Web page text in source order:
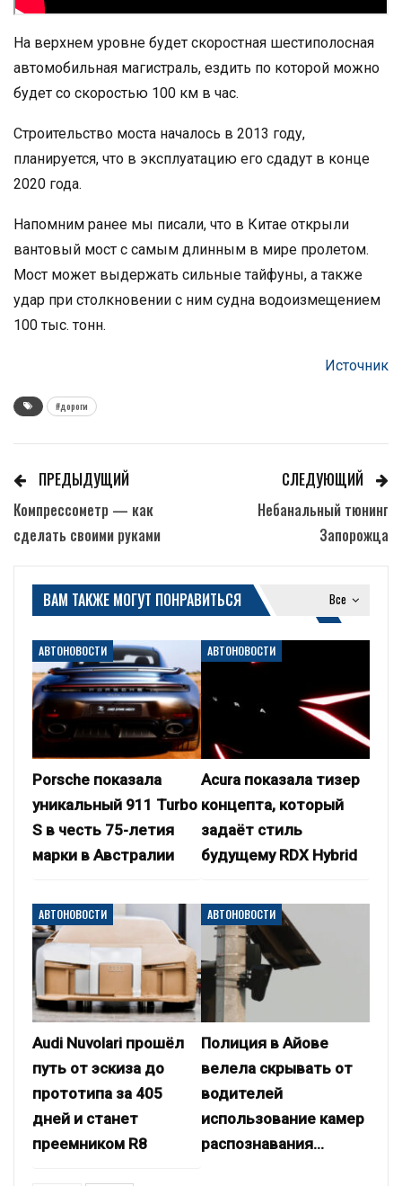
На верхнем уровне будет скоростная шестиполосная
автомобильная магистраль, ездить по которой можно
будет со скоростью 100 км в час.
Строительство моста началось в 2013 году,
планируется, что в эксплуатацию его сдадут в конце
2020 года.
Напомним ранее мы писали, что в Китае открыли
вантовый мост с самым длинным в мире пролетом.
Мост может выдержать сильные тайфуны, а также
удар при столкновении с ним судна водоизмещением
100 тыс. тонн.
Источник
#дороги
ПРЕДЫДУЩИЙ
Компрессометр — как
сделать своими руками
СЛЕДУЮЩИЙ
Небанальный тюнинг
Запорожца
Все
ВАМ ТАКЖЕ МОГУТ ПОНРАВИТЬСЯ
АВТОНОВОСТИ
Porsche показала
уникальный 911 Turbo
S в честь 75-летия
марки в Австралии
АВТОНОВОСТИ
Acura показала тизер
концепта, который
задаёт стиль
будущему RDX Hybrid
АВТОНОВОСТИ
Audi Nuvolari прошёл
путь от эскиза до
прототипа за 405
дней и станет
преемником R8
АВТОНОВОСТИ
Полиция в Айове
велела скрывать от
водителей
использование камер
распознавания…